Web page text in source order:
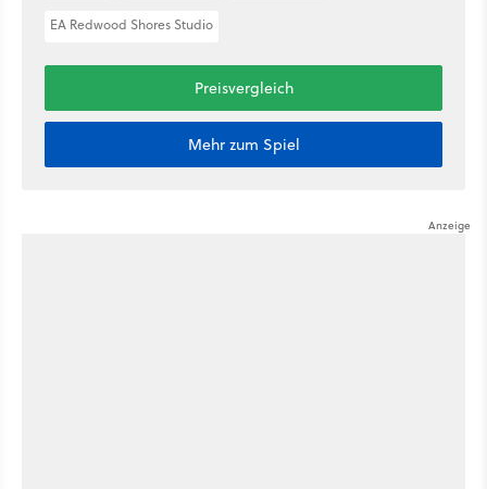
EA Redwood Shores Studio
Preisvergleich
Mehr zum Spiel